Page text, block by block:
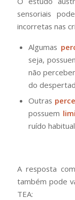
sensoriais
incorretas nas
Algumas
seja,
não
do
Outras
possuem
ruído
A resposta
também pode
TEA: